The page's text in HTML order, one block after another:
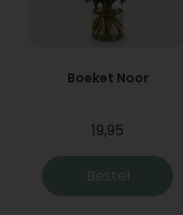
Boeket Noor
19,95
Bestel